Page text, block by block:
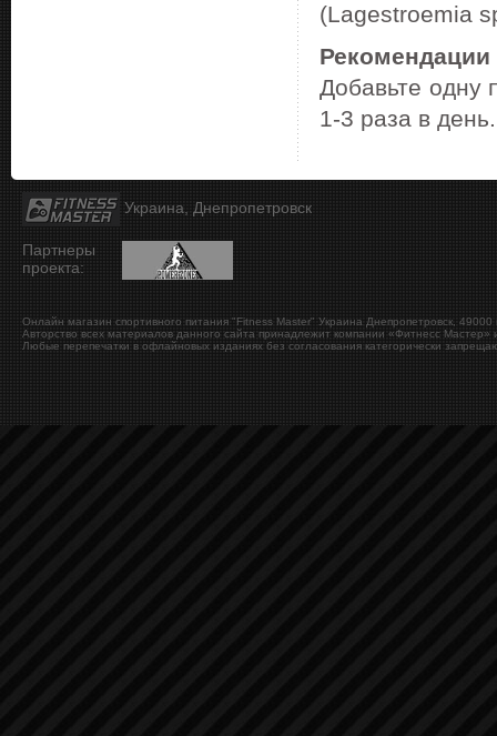
(Lagestroemia
Добавьте одну
1-3 раза в день.
Украина, Днепропетровск
Партнеры
проекта:
Онлайн магазин спортивного питания "Fitness Master" Украина Днепропетровск 49000
Авторство всех материалов данного сайта принадлежит компании «Фитнесс Мастер»
Любые перепечатки в офлайновых изданиях без согласования категорически